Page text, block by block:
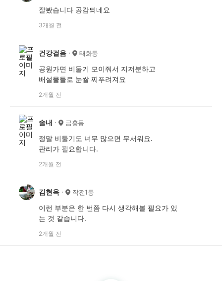
잘봤습니다 공감되네요
3개월 전
건강걸음 태화동
공원가면 비둘기 모이줘서 지저분하고
배설물들로 눈쌀 찌푸려져요
2개월 전
솔내 금흥동
정말 비둘기도 너무 많으면 무서워요.
관리가 필요합니다.
2개월 전
김현옥 작전1동
이런 부분은 한 번쯤 다시 생각해볼 필요가 있
는 것 같습니다.
2개월 전